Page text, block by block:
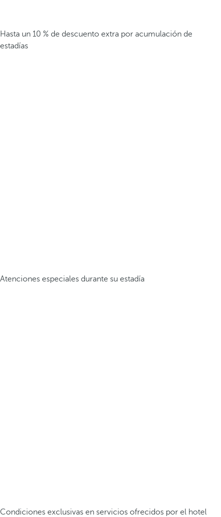
Hasta un 10 % de descuento extra por acumulación de
estadías
Atenciones especiales durante su estadía
Condiciones exclusivas en servicios ofrecidos por el hotel